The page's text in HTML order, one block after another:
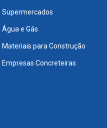
Supermercados
Água e Gás
Materiais para Construção
Empresas Concreteiras